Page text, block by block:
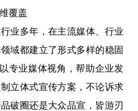
覆盖
行业多年，在主流媒体、行业
域都建立了形式多样的稳固
专业媒体视角，帮助企业发
立体式宣传方案，不论诉求
破圈还是大众品宣，皆游刃